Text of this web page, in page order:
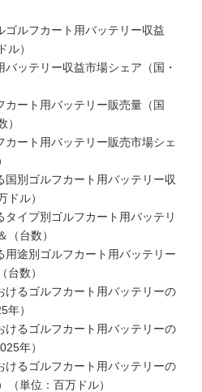
ルフカート用バッテリー収益
ル）
ッテリー収益市場シェア（国・
ート用バッテリー販売量（国
ート用バッテリー販売市場シェ
別ゴルフカート用バッテリー収
ル）
イプ別ゴルフカート用バッテリ
（台数）
途別ゴルフカート用バッテリー
台数）
けるゴルフカート用バッテリーの
）
けるゴルフカート用バッテリーの
年）
けるゴルフカート用バッテリーの
単位：百万ドル）